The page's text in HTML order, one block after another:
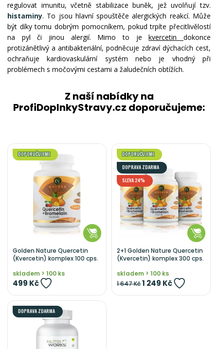
regulovat imunitu, včetně stabilizace buněk, jež uvolňují tzv.
histaminy. To jsou hlavní spouštěče alergických reakcí. Může
být díky tomu dobrým pomocníkem, pokud trpíte přecitlivělostí
na pyl či jinou alergií. Mimo to jekvercetindokonce
protizánětlivý a antibakteriální, podněcuje zdraví dýchacích cest,
ochraňuje kardiovaskulární systém nebo je vhodný při
problémech s močovými cestami a žaludečních obtížích.
Z naší nabídky na
ProfiDoplnkyStravy.cz doporučujeme:
DOPORUČUJEME
Golden Nature Quercetin
(Kvercetin) komplex 100 cps.
skladem > 100 ks
499 Kč
DOPORUČUJEME
DOPRAVA ZDARMA
SLEVA 24%
2+1 Golden Nature Quercetin
(Kvercetin) komplex 300 cps.
skladem > 100 ks
1 647 Kč1 249 Kč
DOPRAVA ZDARMA